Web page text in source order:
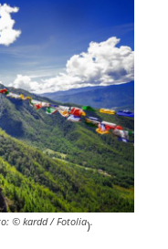
© kardd / Fotolia).